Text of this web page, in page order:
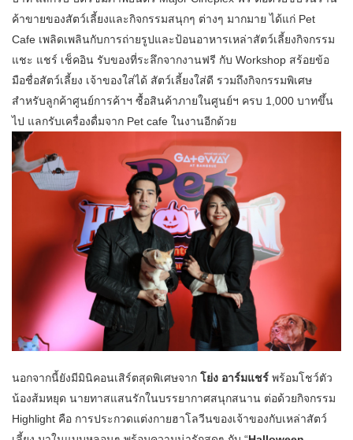
ค้าขายของสัตว์เลี้ยงและกิจกรรมสนุกๆ ต่างๆ มากมาย ได้แก่ Pet
Cafe เพลิดเพลินกับการถ่ายรูปและป้อนอาหารเหล่าสัตว์เลี้ยงกิจกรรม
แชะ แชร์ เช็คอิน รับของที่ระลึกจากงานฟรี กับ Workshop สร้อยข้อ
มือชื่อสัตว์เลี้ยง เจ้าของใส่ได้ สัตว์เลี้ยงใส่ดี รวมถึงกิจกรรมพิเศษ
สำหรับลูกค้าศูนย์การค้าฯ ซื้อสินค้าภายในศูนย์ฯ ครบ 1,000 บาทขึ้น
ไป แลกรับเครื่องดื่มจาก Pet cafe ในงานอีกด้วย
นอกจากนี้ยังมีมินิคอนเสิร์ตสุดพิเศษจาก โย่ง อาร์มแชร์ พร้อมโชว์ตัว
น้องส้มหยุด นายทาสแสนรักในบรรยากาศสนุกสนาน ต่อด้วยกิจกรรม
Highlight คือ การประกวดแต่งกายฮาโลวีนของเจ้าของกับเหล่าสัตว์